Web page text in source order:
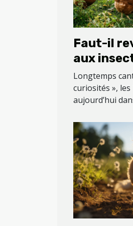
Faut-il
aux
Longtemps
curiosités »,
aujourd’hui